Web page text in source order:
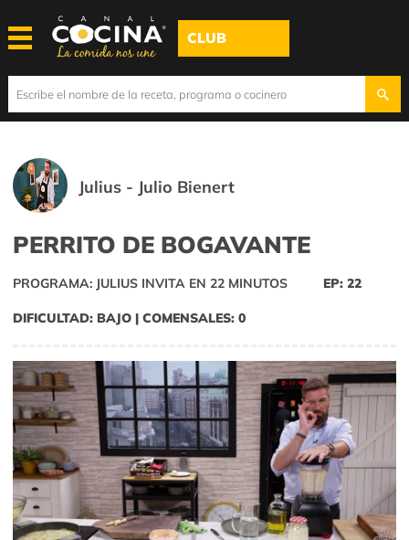
CLUB
Julius - Julio Bienert
PERRITO DE BOGAVANTE
PROGRAMA: JULIUS INVITA EN 22 MINUTOS EP: 22
DIFICULTAD: BAJO | COMENSALES: 0